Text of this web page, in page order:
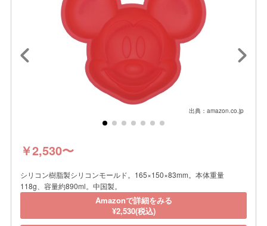
出典：amazon.co.jp
￥2,530〜
シリコン樹脂製シリコンモールド。165×150×83mm。本体重量
118g、容量約890ml。中国製。
Amazonで詳細をみる
¥2,530(税込)